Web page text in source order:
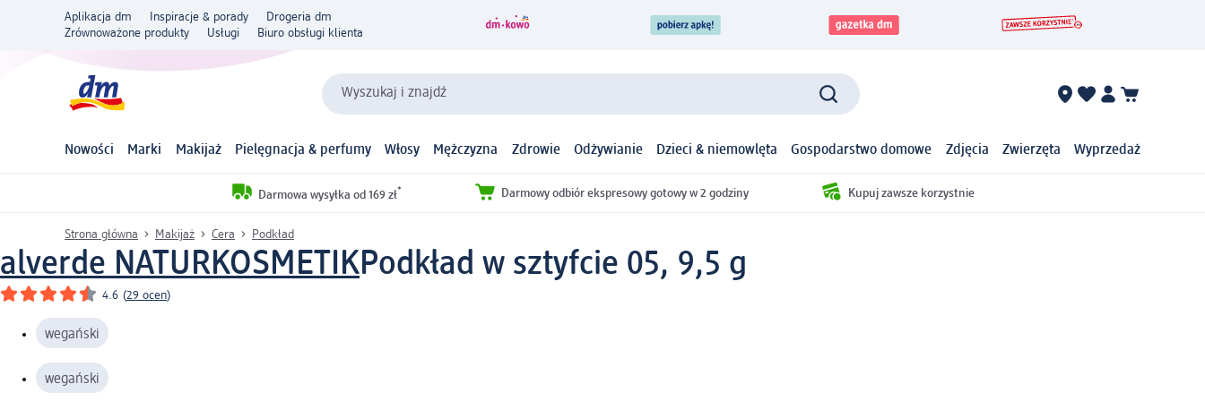
Aplikacja dm Inspiracje & porady
Drogeria dm
Zrównoważone produkty
Usługi Biuro obsługi klienta
Wyszukaj i znajdź
Nowości Marki Makijaż Pielęgnacja & perfumy Włosy Mężczyzna Zdrowie Odżywianie Dzieci & niemowlęta Gospodarstwo domowe Zdjęcia Zwierzęta Wyprzedaż
Darmowa wysyłka od 169 zł* Darmowy odbiór ekspresowy gotowy w 2 godziny Kupuj zawsze korzystnie
Strona główna Makijaż Cera Podkład
alverde NATURKOSMETIKPodkład w sztyfcie 05, 9,5 g
4.6 (29 ocen)
wegański
wegański